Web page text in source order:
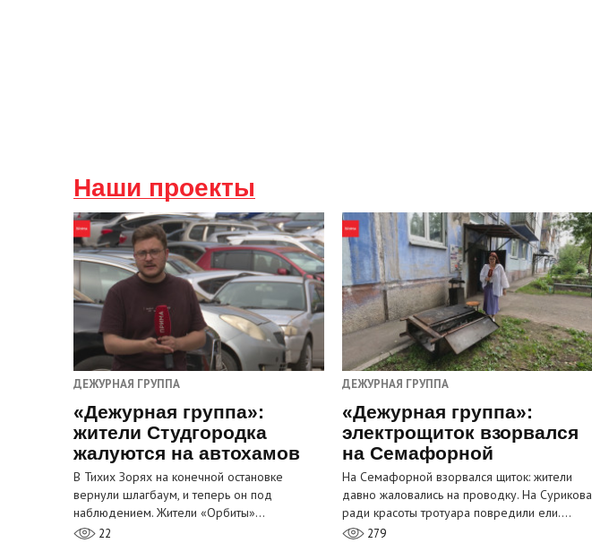
Наши проекты
ДЕЖУРНАЯ ГРУППА
«Дежурная группа»:
жители Студгородка
жалуются на автохамов
В Тихих Зорях на конечной остановке
вернули шлагбаум, и теперь он под
наблюдением. Жители «Орбиты»…
22
ДЕЖУРНАЯ ГРУППА
«Дежурная группа»:
электрощиток взорвался
на Семафорной
На Семафорной взорвался щиток: жители
давно жаловались на проводку. На Сурикова
ради красоты тротуара повредили ели.…
279